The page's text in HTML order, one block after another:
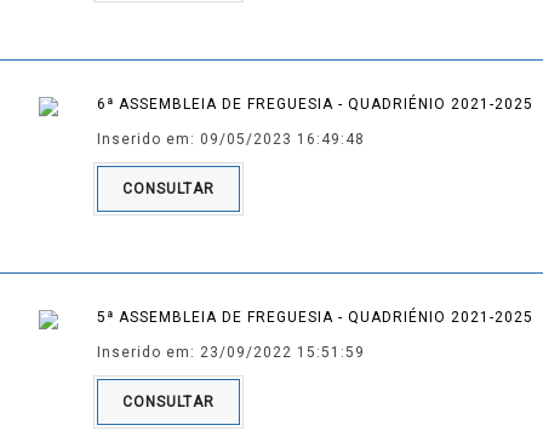
6ª ASSEMBLEIA DE FREGUESIA - QUADRIÉNIO 2021-2025
Inserido em: 09/05/2023 16:49:48
CONSULTAR
5ª ASSEMBLEIA DE FREGUESIA - QUADRIÉNIO 2021-2025
Inserido em: 23/09/2022 15:51:59
CONSULTAR